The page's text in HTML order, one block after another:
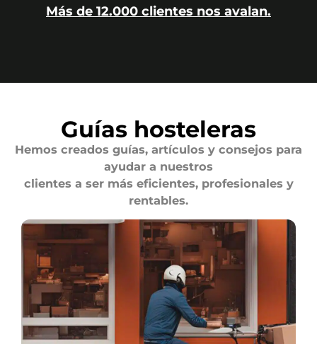
Más de 12.000 clientes nos avalan.
Guías hosteleras
Hemos creados guías, artículos y consejos para
ayudar a nuestros
clientes a ser más eficientes, profesionales y
rentables.